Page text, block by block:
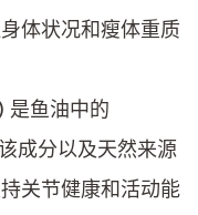
体状况和瘦体重质
是鱼油中的
成分以及天然来源
关节健康和活动能